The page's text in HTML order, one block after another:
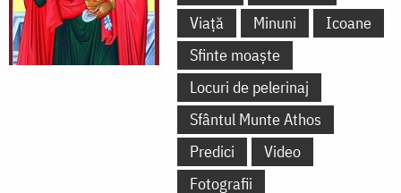
Viață
Minuni
Icoane
Sfinte moaște
Locuri de pelerinaj
Sfântul Munte Athos
Predici
Video
Fotografii